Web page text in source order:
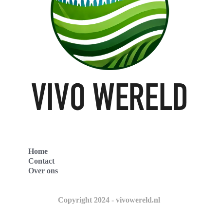
Home
Contact
Over ons
Copyright 2024 - vivowereld.nl